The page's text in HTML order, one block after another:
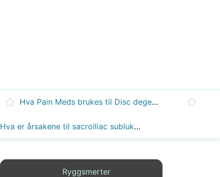
Hva Pain Meds brukes til Disc degenerasjon
Hva er årsakene til sacroiliac subluksasjon
Ryggsmerter